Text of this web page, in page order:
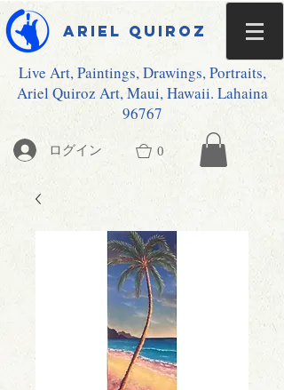
Ariel Quiroz
Live Art, Paintings, Drawings, Portraits,
Ariel Quiroz Art, Maui, Hawaii. Lahaina
96767
ログイン 0